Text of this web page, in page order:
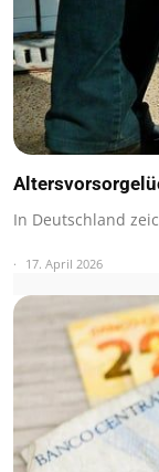
In Deutschland
17. April 2026